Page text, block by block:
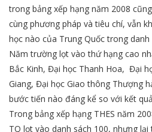
trong bảng xếp hạng năm 2008
cùng phương pháp và tiêu chí, vẫn
học nào của Trung Quốc trong
Năm trường lọt vào thứ hạng cao
Bắc Kinh, Đại học Thanh Hoa, Đại
Giang, Đại học Giao thông Thượng
bước tiến nào đáng kể so với kết
Trong bảng xếp hạng THES năm
TQ lọt vào danh sách 100, nhưng